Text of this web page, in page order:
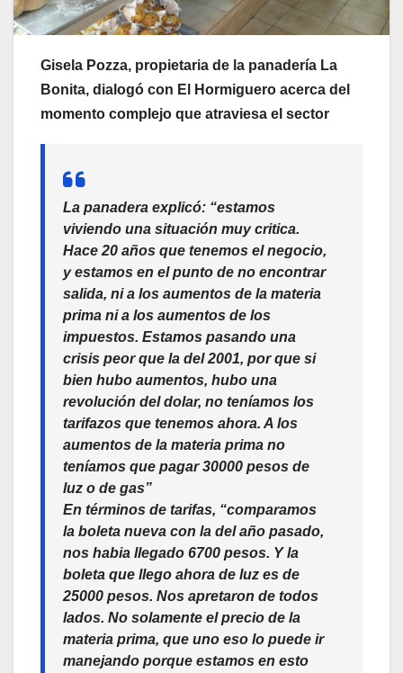
Gisela Pozza, propietaria de la panadería La
Bonita, dialogó con El Hormiguero acerca del
momento complejo que atraviesa el sector
La panadera explicó: “estamos
viviendo una situación muy critica.
Hace 20 años que tenemos el negocio,
y estamos en el punto de no encontrar
salida, ni a los aumentos de la materia
prima ni a los aumentos de los
impuestos. Estamos pasando una
crisis peor que la del 2001, por que si
bien hubo aumentos, hubo una
revolución del dolar, no teníamos los
tarifazos que tenemos ahora. A los
aumentos de la materia prima no
teníamos que pagar 30000 pesos de
luz o de gas”
En términos de tarifas, “comparamos
la boleta nueva con la del año pasado,
nos habia llegado 6700 pesos. Y la
boleta que llego ahora de luz es de
25000 pesos. Nos apretaron de todos
lados. No solamente el precio de la
materia prima, que uno eso lo puede ir
manejando porque estamos en esto